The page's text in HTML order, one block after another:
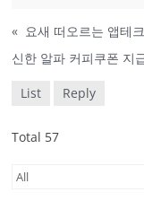
« 요새 떠오르는 앱테
신한 알파 커피쿠폰 지
List Reply
Total 57